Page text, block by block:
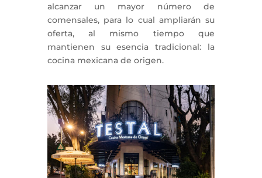
alcanzar un mayor número de
comensales, para lo cual ampliarán su
oferta, al mismo tiempo que
mantienen su esencia tradicional: la
cocina mexicana de origen.